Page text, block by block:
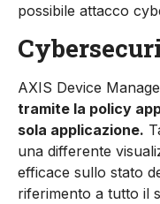
possibile attacco
AXIS Device
tramite la policy
sola applicazione.
una differente
efficace sullo stato
riferimento a tutto il